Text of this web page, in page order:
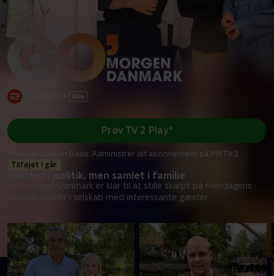
Tilføjet i går
Splittet i politik, men samlet i familie
Go' morgen Danmark er klar til at stille skarpt på hverdagens
aktuelle emner i selskab med interessante gæster.
Prøv TV 2 Play*
*Kræver pakken Basis. Administrer dit abonnement på Mit TV 2.